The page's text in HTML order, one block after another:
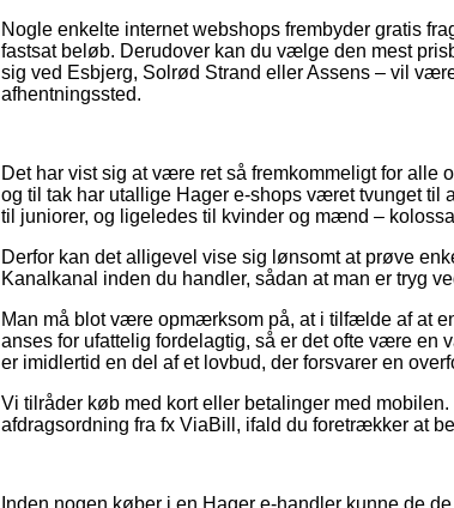
Nogle enkelte internet webshops frembyder gratis
fastsat beløb. Derudover kan du vælge den mest
sig ved Esbjerg, Solrød Strand eller Assens – vil
afhentningssted.
Det har vist sig at være ret så fremkommeligt for alle
og til tak har utallige Hager e-shops været tvunget til
til juniorer, og ligeledes til kvinder og mænd –
Derfor kan det alligevel vise sig lønsomt at prøve
Kanalkanal inden du handler, sådan at man er tryg
Man må blot være opmærksom på, at i tilfælde af at
anses for ufattelig fordelagtig, så er det ofte være en
er imidlertid en del af et lovbud, der forsvarer en
Vi tilråder køb med kort eller betalinger med
afdragsordning fra fx ViaBill, ifald du foretrækker at
Inden nogen køber i en Hager e-handler kunne de